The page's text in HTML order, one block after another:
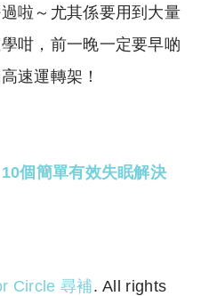
啦～尤其係要用到大量
咁，前一晚一定要早啲
速運轉架！
個簡單有效失眠解決
Circle 尋補. All rights